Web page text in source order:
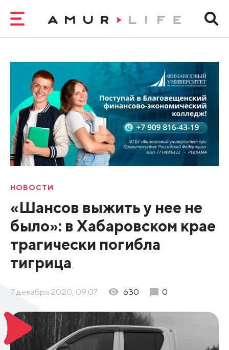
НОВОСТИ
«Шансов выжить у нее не
было»: в Хабаровском крае
трагически погибла
тигрица
7 декабря 2020, 09:07 630 0